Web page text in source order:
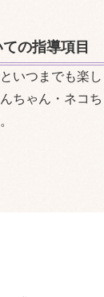
の指導項目
いつまでも楽
ちゃん・ネコ